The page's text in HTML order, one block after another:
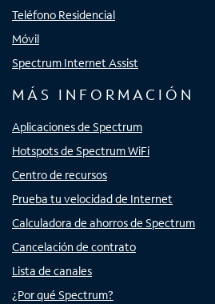
Teléfono Residencial
Móvil
Spectrum Internet Assist
MÁS INFORMACIÓN
Aplicaciones de Spectrum
Hotspots de Spectrum WiFi
Centro de recursos
Prueba tu velocidad de Internet
Calculadora de ahorros de Spectrum
Cancelación de contrato
Lista de canales
¿Por qué Spectrum?